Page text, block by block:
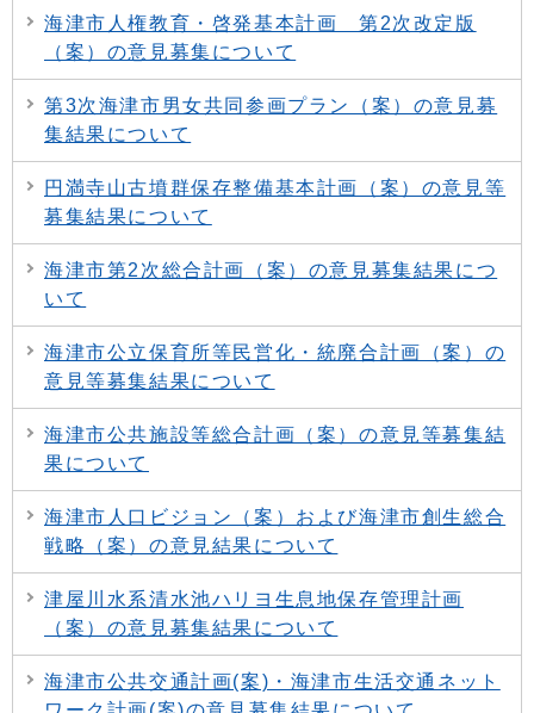
海津市人権教育・啓発基本計画 第2次改定版
（案）の意見募集について
第3次海津市男女共同参画プラン（案）の意見募
集結果について
円満寺山古墳群保存整備基本計画（案）の意見等
募集結果について
海津市第2次総合計画（案）の意見募集結果につ
いて
海津市公立保育所等民営化・統廃合計画（案）の
意見等募集結果について
海津市公共施設等総合計画（案）の意見等募集結
果について
海津市人口ビジョン（案）および海津市創生総合
戦略（案）の意見結果について
津屋川水系清水池ハリヨ生息地保存管理計画
（案）の意見募集結果について
海津市公共交通計画(案)・海津市生活交通ネット